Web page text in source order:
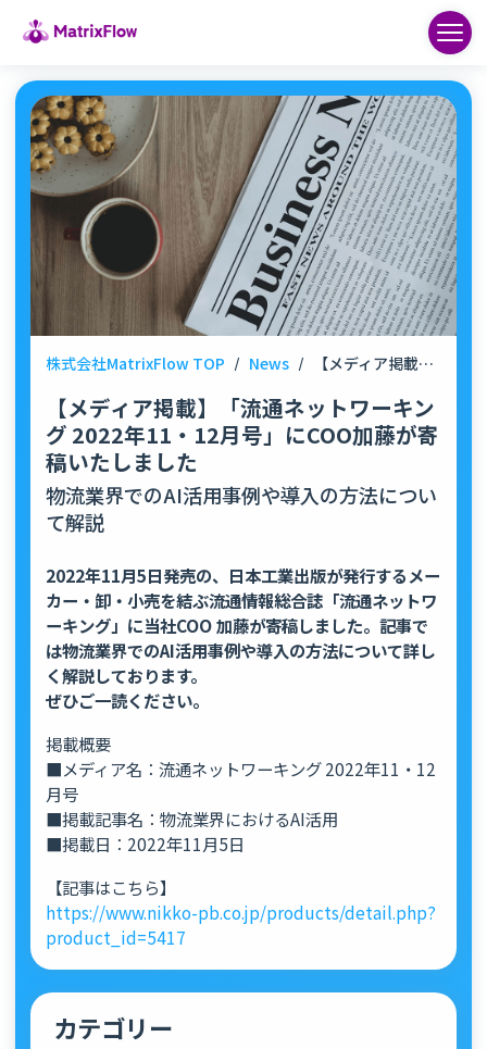
株式会社MatrixFlow TOP / News / 【メディア掲載】「流通ネットワーキング 2022年11・12月号」にCOO加藤が寄稿いたしました
【メディア掲載】「流通ネットワーキン
グ 2022年11・12月号」にCOO加藤が寄
稿いたしました
物流業界でのAI活用事例や導入の方法につい
て解説
2022年11月5日発売の、日本工業出版が発行するメー
カー・卸・小売を結ぶ流通情報総合誌「流通ネットワ
ーキング」に当社COO 加藤が寄稿しました。記事で
は物流業界でのAI活用事例や導入の方法について詳し
く解説しております。
ぜひご一読ください。
掲載概要
■メディア名：流通ネットワーキング 2022年11・12
月号
■掲載記事名：物流業界におけるAI活用
■掲載日：2022年11月5日
【記事はこちら】
https://www.nikko-pb.co.jp/products/detail.php?
product_id=5417
カテゴリー